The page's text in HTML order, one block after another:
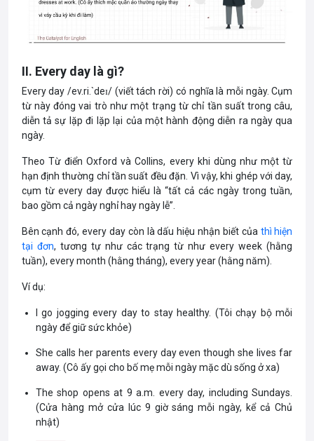
II. Every day là gì?
Every day /ev.ri.`deɪ/ (viết tách rời) có nghĩa là mỗi ngày. Cụm
từ này đóng vai trò như một trạng từ chỉ tần suất trong câu,
diễn tả sự lặp đi lặp lại của một hành động diễn ra ngày qua
ngày.
Theo Từ điển Oxford và Collins, every khi dùng như một từ
hạn định thường chỉ tần suất đều đặn. Vì vậy, khi ghép với day,
cụm từ every day được hiểu là “tất cả các ngày trong tuần,
bao gồm cả ngày nghỉ hay ngày lễ”.
Bên cạnh đó, every day còn là dấu hiệu nhận biết của thì hiện
tại đơn, tương tự như các trạng từ như every week (hằng
tuần), every month (hằng tháng), every year (hằng năm).
Ví dụ:
I go jogging every day to stay healthy. (Tôi chạy bộ mỗi
ngày để giữ sức khỏe)
She calls her parents every day even though she lives far
away. (Cô ấy gọi cho bố mẹ mỗi ngày mặc dù sống ở xa)
The shop opens at 9 a.m. every day, including Sundays.
(Cửa hàng mở cửa lúc 9 giờ sáng mỗi ngày, kể cả Chủ
nhật)